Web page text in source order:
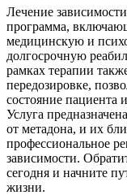
Лечение
программа,
медицинскую и
долгосрочную
рамках терапии
передозировке,
состояние пациента
Услуга
от метадона, и их
профессиональное
зависимости.
сегодня и начните
жизни.